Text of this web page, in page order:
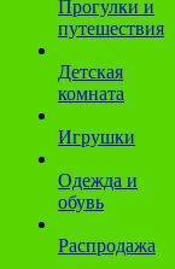
Прогулки и
путешествия
Детская
комната
Игрушки
Одежда и
обувь
Распродажа